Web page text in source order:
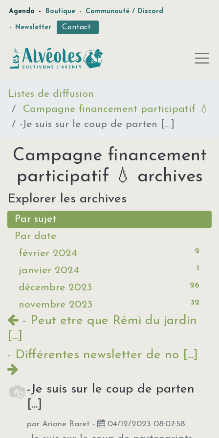
Agenda - Boutique - Communauté / Discord
- Newsletter Contact
Listes de diffusion
Campagne financement participatif 💧
-Je suis sur le coup de parten [...]
Campagne financement
participatif 💧 archives
Explorer les archives
Par sujet
Par date
février 2024
2
janvier 2024 1
décembre 2023 26
novembre 2023 32
- Peut etre que Rémi du jardin
[...]
- Différentes newsletter de no [...]
-Je suis sur le coup de parten
[...]
par Ariane Baret - 04/12/2023 08:07:58